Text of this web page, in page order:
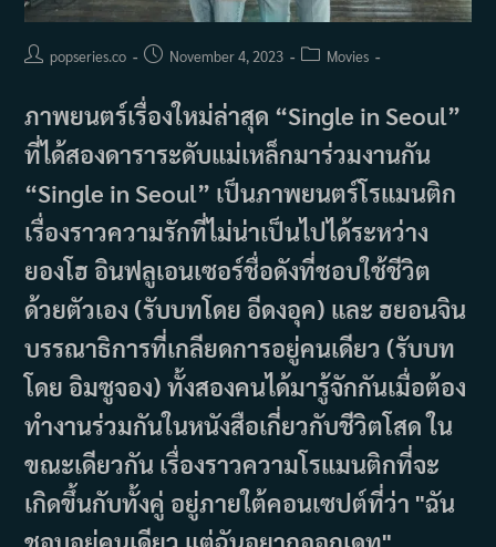
Postpopseries.co
PostNovember 4, 2023
PostMovies
ภาพยนตร์เรื่องใหม่ล่าสุด “Single in Seoul”
ที่ได้สองดาราระดับแม่เหล็กมาร่วมงานกัน
“Single in Seoul” เป็นภาพยนตร์โรแมนติก
เรื่องราวความรักที่ไม่น่าเป็นไปได้ระหว่าง
ยองโฮ อินฟลูเอนเซอร์ชื่อดังที่ชอบใช้ชีวิต
ด้วยตัวเอง (รับบทโดย อีดงอุค) และ ฮยอนจิน
บรรณาธิการที่เกลียดการอยู่คนเดียว (รับบท
โดย อิมซูจอง) ทั้งสองคนได้มารู้จักกันเมื่อต้อง
ทำงานร่วมกันในหนังสือเกี่ยวกับชีวิตโสด ใน
ขณะเดียวกัน เรื่องราวความโรแมนติกที่จะ
เกิดขึ้นกับทั้งคู่ อยู่ภายใต้คอนเซปต์ที่ว่า "ฉัน